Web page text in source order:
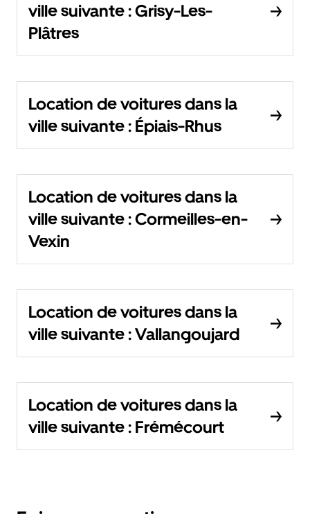
ville suivante : Grisy-Les-
Plâtres
Location de voitures dans la
ville suivante : Épiais-Rhus
Location de voitures dans la
ville suivante : Cormeilles-en-
Vexin
Location de voitures dans la
ville suivante : Vallangoujard
Location de voitures dans la
ville suivante : Frémécourt